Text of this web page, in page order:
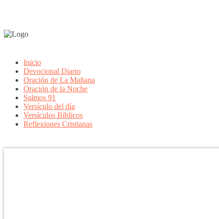
Inicio
Devocional Diario
Oración de La Mañana
Oración de la Noche
Salmos 91
Versículo del día
Versículos Bíblicos
Reflexiones Cristianas